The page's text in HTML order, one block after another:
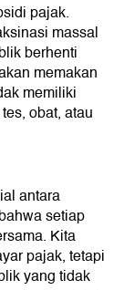
pajak.
massal
berhenti
memakan
memiliki
obat, atau
antara
setiap
Kita
pajak, tetapi
yang tidak